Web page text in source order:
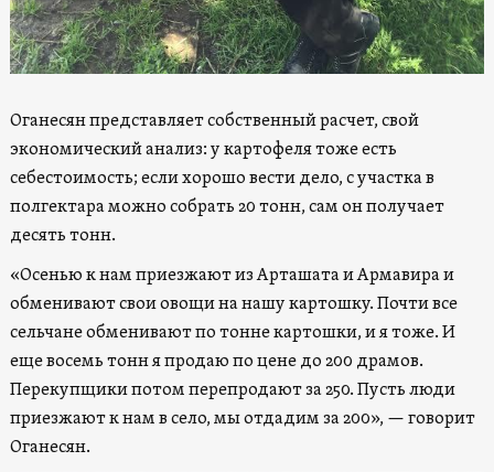
Оганесян представляет собственный расчет, свой
экономический анализ: у картофеля тоже есть
себестоимость; если хорошо вести дело, с участка в
полгектара можно собрать 20 тонн, сам он получает
десять тонн.
«Осенью к нам приезжают из Арташата и Армавира и
обменивают свои овощи на нашу картошку. Почти все
сельчане обменивают по тонне картошки, и я тоже. И
еще восемь тонн я продаю по цене до 200 драмов.
Перекупщики потом перепродают за 250. Пусть люди
приезжают к нам в село, мы отдадим за 200», — говорит
Оганесян.